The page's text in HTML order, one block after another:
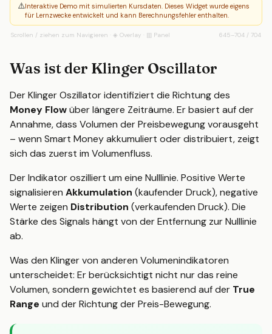
⚠️Interaktive Demo mit simulierten Kursdaten. Dieses Widget wurde eigens
für Lernzwecke entwickelt und kann Berechnungsfehler enthalten.
Scrollen / ziehen zum Navigieren · ◈ Overlay · ▥ Panel 645–704 / 704
Was ist der Klinger Oscillator
Der Klinger Oszillator identifiziert die Richtung des
Money Flowüber längere Zeiträume. Er basiert auf der
Annahme, dass Volumen der Preisbewegung vorausgeht
– wenn Smart Money akkumuliert oder distribuiert, zeigt
sich das zuerst im Volumenfluss.
Der Indikator oszilliert um eine Nulllinie. Positive Werte
signalisieren Akkumulation (kaufender Druck), negative
Werte zeigen Distribution (verkaufenden Druck). Die
Stärke des Signals hängt von der Entfernung zur Nulllinie
ab.
Was den Klinger von anderen Volumenindikatoren
unterscheidet: Er berücksichtigt nicht nur das reine
Volumen, sondern gewichtet es basierend auf der True
Range und der Richtung der Preis-Bewegung.